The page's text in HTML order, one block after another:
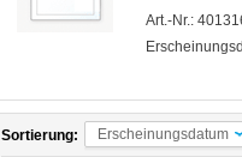
Art.-Nr.:
Sortierung: Erscheinungsdatum